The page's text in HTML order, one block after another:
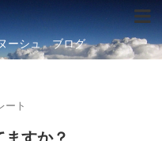
ーシュ ブログ
ート